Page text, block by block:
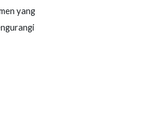
yang